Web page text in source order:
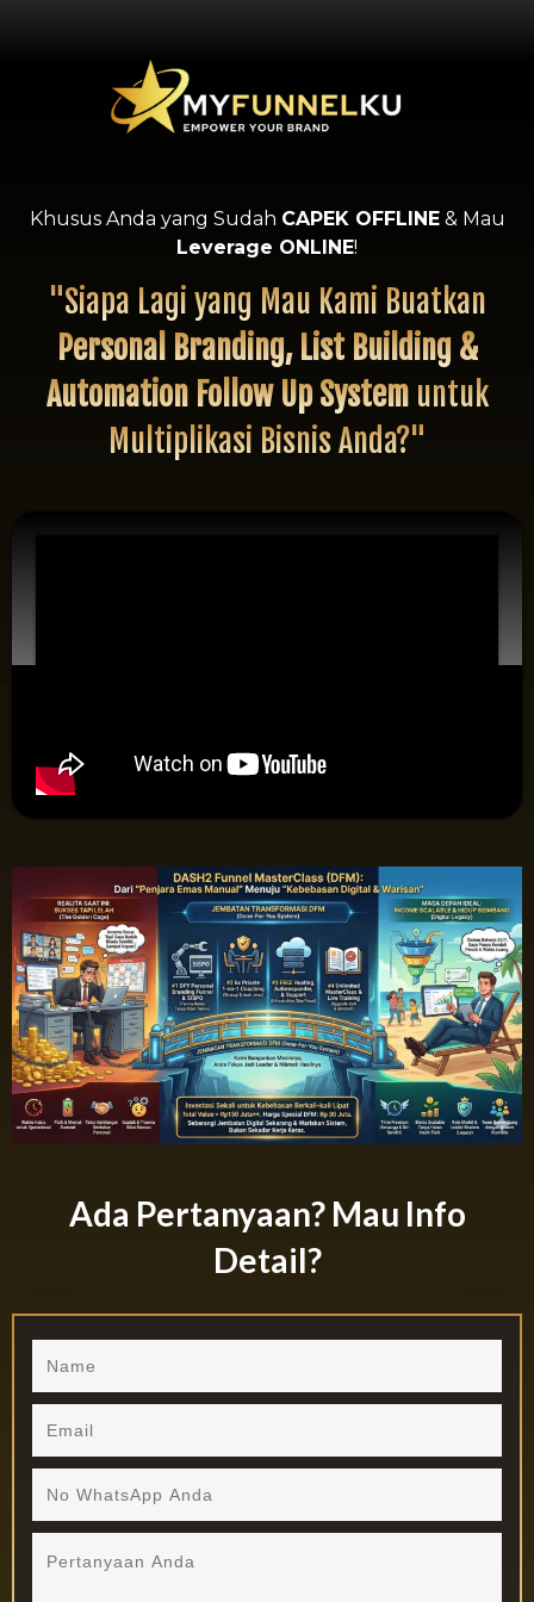
Khusus Anda yang Sudah CAPEK OFFLINE& Mau
Leverage ONLINE!
"Siapa Lagi yang Mau Kami Buatkan
Personal Branding, List Building &
Automation Follow Up Systemuntuk
Multiplikasi Bisnis Anda?"
Ada Pertanyaan? Mau Info
Detail?